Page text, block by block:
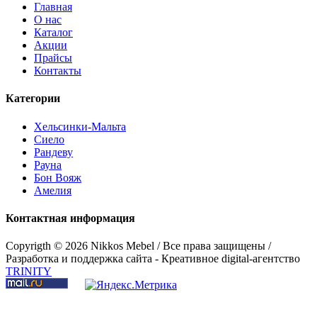
Стол письменный "Сиело"
Главная
О нас
Каталог
Акции
Прайсы
Контакты
Категории
Хельсинки-Мальта
Сиело
Рандеву
Рауна
Бон Вояж
Амелия
Контактная информация
Copyrigth © 2026 Nikkos Mebel / Все права защищены /
Разработка и поддержка сайта - Креативное digital-агентство
TRINITY